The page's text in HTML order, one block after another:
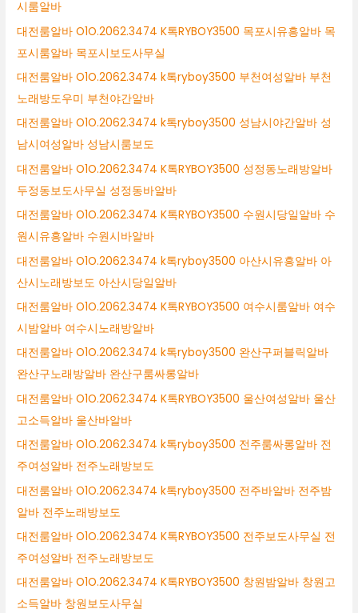
시룸알바
대전룸알바 O1O.2062.3474 K톡RYBOY3500 목포시유흥알바 목
포시룸알바 목포시보도사무실
대전룸알바 O1O.2062.3474 k톡ryboy3500 부천여성알바 부천
노래방도우미 부천야간알바
대전룸알바 O1O.2062.3474 k톡ryboy3500 성남시야간알바 성
남시여성알바 성남시룸보도
대전룸알바 O1O.2062.3474 K톡RYBOY3500 성정동노래방알바
두정동보도사무실 성정동바알바
대전룸알바 O1O.2062.3474 K톡RYBOY3500 수원시당일알바 수
원시유흥알바 수원시바알바
대전룸알바 O1O.2062.3474 k톡ryboy3500 아산시유흥알바 아
산시노래방보도 아산시당일알바
대전룸알바 O1O.2062.3474 K톡RYBOY3500 여수시룸알바 여수
시밤알바 여수시노래방알바
대전룸알바 O1O.2062.3474 k톡ryboy3500 완산구퍼블릭알바
완산구노래방알바 완산구룸싸롱알바
대전룸알바 O1O.2062.3474 K톡RYBOY3500 울산여성알바 울산
고소득알바 울산바알바
대전룸알바 O1O.2062.3474 k톡ryboy3500 전주룸싸롱알바 전
주여성알바 전주노래방보도
대전룸알바 O1O.2062.3474 k톡ryboy3500 전주바알바 전주밤
알바 전주노래방보도
대전룸알바 O1O.2062.3474 K톡RYBOY3500 전주보도사무실 전
주여성알바 전주노래방보도
대전룸알바 O1O.2062.3474 K톡RYBOY3500 창원밤알바 창원고
소득알바 창원보도사무실